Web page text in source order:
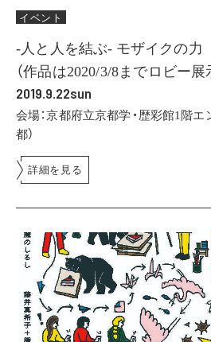
イベント
-人と人を結ぶ- モザイクの
（作品は2020/3/8までロビー展
2019.9.22sun
会場：京都府立京都学・歴彩館1階
都）
詳細を見る